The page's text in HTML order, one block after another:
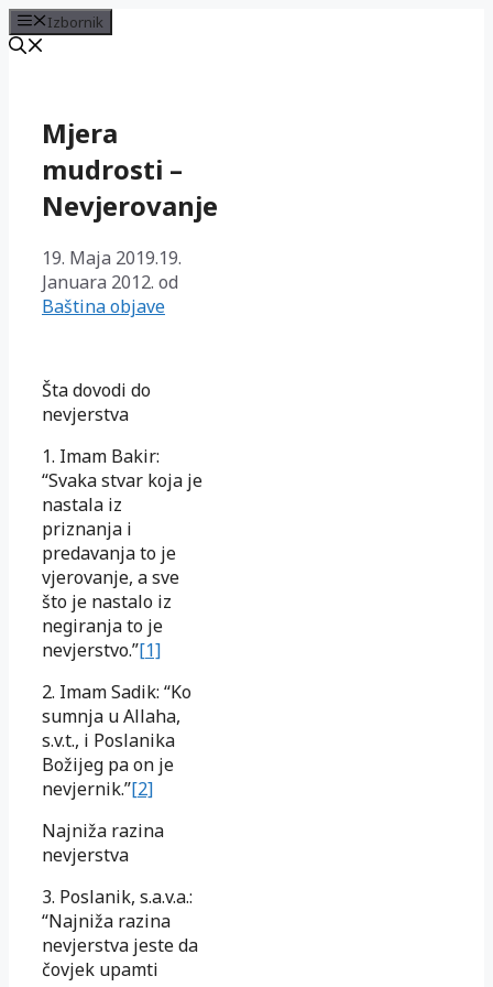
Izbornik
sadržajMjera
mudrosti –
Nevjerovanje
19. Maja 2019.19.
Januara 2012. od
Baština objave
Šta dovodi do
nevjerstva
1. Imam Bakir:
“Svaka stvar koja je
nastala iz
priznanja i
predavanja to je
vjerovanje, a sve
što je nastalo iz
negiranja to je
nevjerstvo.”[1]
2. Imam Sadik: “Ko
sumnja u Allaha,
s.v.t., i Poslanika
Božijeg pa on je
nevjernik.”[2]
Najniža razina
nevjerstva
3. Poslanik, s.a.v.a.:
“Najniža razina
nevjerstva jeste da
čovjek upamti